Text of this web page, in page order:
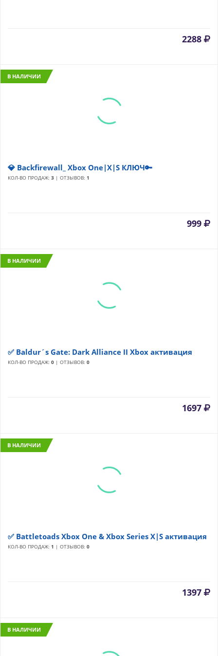
2288
В НАЛИЧИИ
💎 Backfirewall_ Xbox One|X|S КЛЮЧ🔑
КОЛ-ВО ПРОДАЖ: 3 | ОТЗЫВОВ: 1
999
В НАЛИЧИИ
✅ Baldur´s Gate: Dark Alliance II Xbox активация
КОЛ-ВО ПРОДАЖ: 0 | ОТЗЫВОВ: 0
1697
В НАЛИЧИИ
✅ Battletoads Xbox One & Xbox Series X|S активация
КОЛ-ВО ПРОДАЖ: 1 | ОТЗЫВОВ: 0
1397
В НАЛИЧИИ